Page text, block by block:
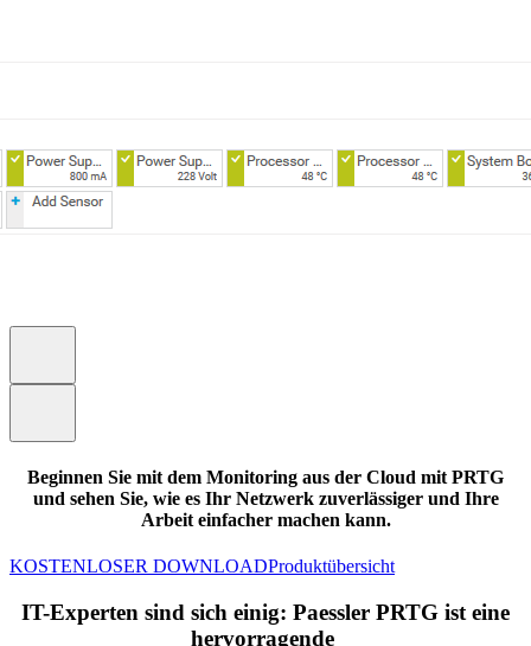
Beginnen Sie mit dem Monitoring aus der Cloud mit PRTG
und sehen Sie, wie es Ihr Netzwerk zuverlässiger und Ihre
Arbeit einfacher machen kann.
KOSTENLOSER DOWNLOADProduktübersicht
IT-Experten sind sich einig: Paessler PRTG ist eine
hervorragende